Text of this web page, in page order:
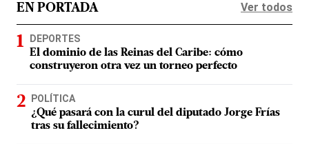
EN PORTADA Ver todos
DEPORTES
El dominio de las Reinas del Caribe: cómo
construyeron otra vez un torneo perfecto
POLÍTICA
¿Qué pasará con la curul del diputado Jorge Frías
tras su fallecimiento?